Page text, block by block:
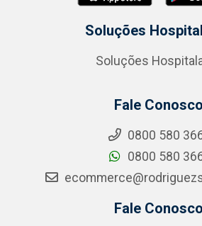
Soluções
Soluções
Fale Conosco
0800 580
0800 580
Fale Conosco